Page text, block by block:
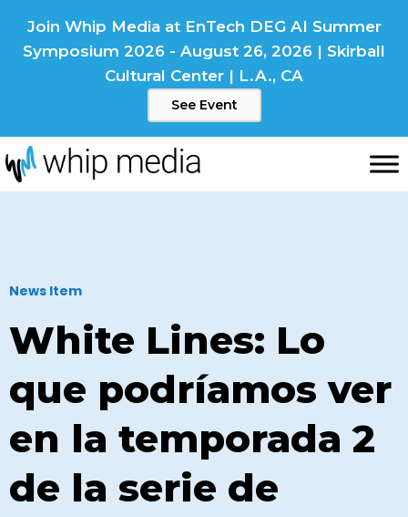
content
Join Whip Media at EnTech DEG AI Summer
Symposium 2026 - August 26, 2026 | Skirball
Cultural Center | L.A., CA
See Event
News Item
White Lines: Lo
que podríamos ver
en la temporada 2
de la serie de